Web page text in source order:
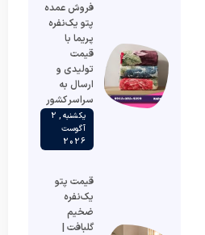
فروش عمده
پتو یک‌نفره
پریما با
قیمت
تولیدی و
ارسال به
سراسر کشور
یکشنبه , 2
آگوست
2026
قیمت پتو
یک‌نفره
ضخیم
گلبافت |